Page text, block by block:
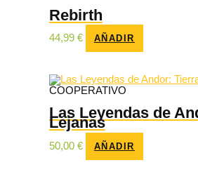
Rebirth
44,99 € AÑADIR
COOPERATIVO
Las Leyendas de
Lejanas
50,00 € AÑADIR